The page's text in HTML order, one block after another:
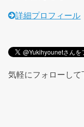
詳細プロフィール
気軽にフォローし